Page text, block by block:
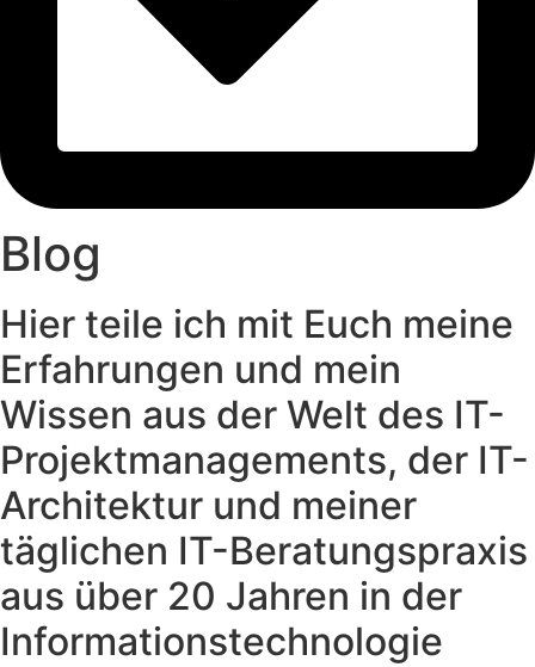
Blog
Hier teile ich mit Euch meine
Erfahrungen und mein
Wissen aus der Welt des IT-
Projektmanagements, der IT-
Architektur und meiner
täglichen IT-Beratungspraxis
aus über 20 Jahren in der
Informationstechnologie